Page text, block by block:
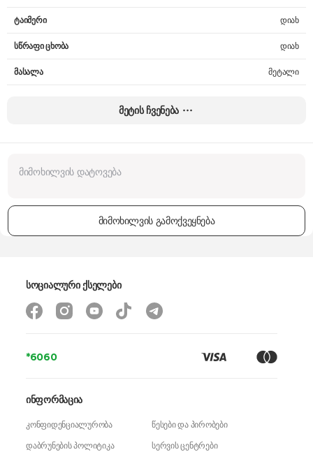
ტაიმერი დიახ
სწრაფი ცხობა დიახ
მასალა მეტალი
მეტის ჩვენება
მიმოხილვის გამოქვეყნება
*6060
ინფორმაცია
კონფიდენციალურობა
წესები და პირობები
დაბრუნების პოლიტიკა
სერვის ცენტრები
სოციალური ქსელები